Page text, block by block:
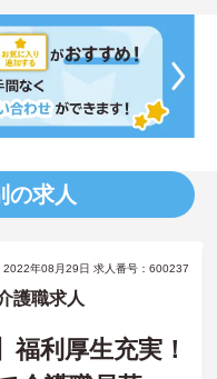
の求人
2022年08月29日 求人番号：600237
護職求人
福利厚生充実！